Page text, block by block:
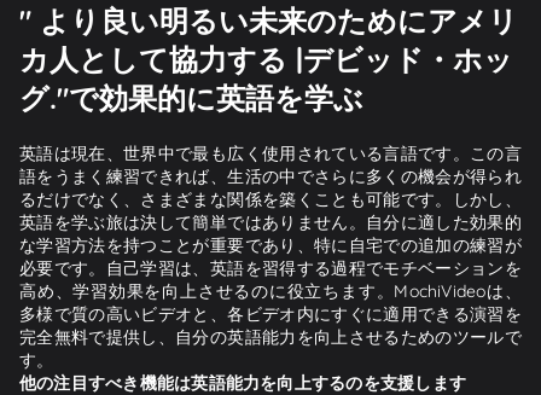
" より良い明るい未来のためにアメリ
カ人として協力する |デビッド・ホッ
グ."で効果的に英語を学ぶ
英語は現在、世界中で最も広く使用されている言語です。この言
語をうまく練習できれば、生活の中でさらに多くの機会が得られ
るだけでなく、さまざまな関係を築くことも可能です。しかし、
英語を学ぶ旅は決して簡単ではありません。自分に適した効果的
な学習方法を持つことが重要であり、特に自宅での追加の練習が
必要です。自己学習は、英語を習得する過程でモチベーションを
高め、学習効果を向上させるのに役立ちます。MochiVideoは、
多様で質の高いビデオと、各ビデオ内にすぐに適用できる演習を
完全無料で提供し、自分の英語能力を向上させるためのツールで
す。
他の注目すべき機能は英語能力を向上するのを支援します